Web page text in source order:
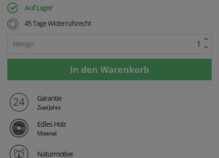
Auf Lager
45 Tage Widerrufsrecht
Menge:
Garantie
Zwei Jahre
Edles Holz
Material
Naturmotive